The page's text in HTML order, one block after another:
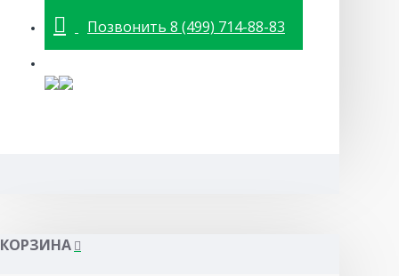
Позвонить 8 (499) 714-88-83
КОРЗИНА